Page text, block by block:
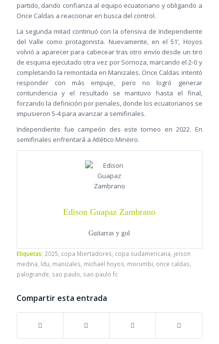
partido, dando confianza al equipo ecuatoriano y obligando a
Once Caldas a reaccionar en busca del control.
La segunda mitad continuó con la ofensiva de Independiente
del Valle como protagonista. Nuevamente, en el 51’, Hoyos
volvió a aparecer para cabecear tras otro envío desde un tiro
de esquina ejecutado otra vez por Sornoza, marcando el 2-0 y
completando la remontada en Manizales. Once Caldas intentó
responder con más empuje, pero no logró generar
contundencia y el resultado se mantuvo hasta el final,
forzando la definición por penales, donde los ecuatorianos se
impusieron 5-4 para avanzar a semifinales.
Independiente fue campeón des este torneo en 2022. En
semifinales enfrentará a Atlético Mineiro.
Edison Guapaz Zambrano
Guitarras y gol
Etiquetas: 2025 copa libertadores copa sudamericana jeison
medina ldu manizales michael hoyos morumbi once caldas
palogrande sao paulo sao paulo fc
Compartir esta entrada